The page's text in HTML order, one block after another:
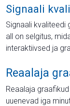
Signaali
Signaali kvaliteedi
all on selgitus,
interaktiivsed ja
Reaalaja
Reaalaja
uuenevad iga